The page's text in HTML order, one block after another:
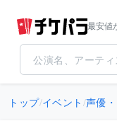
最安値
トップ/イベント /声優